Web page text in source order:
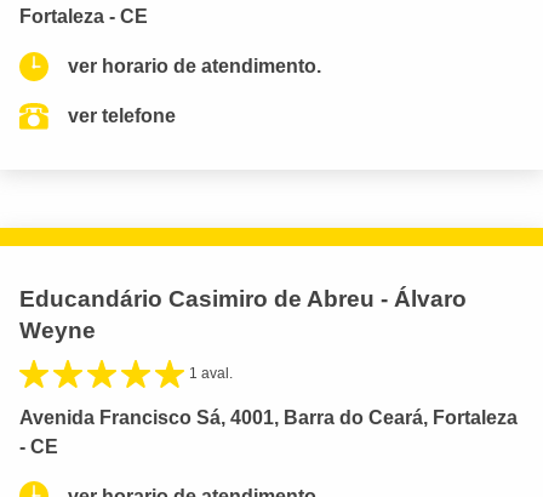
Fortaleza - CE
ver horario de atendimento.
ver telefone
Educandário Casimiro de Abreu - Álvaro
Weyne
1 aval.
Avenida Francisco Sá, 4001, Barra do Ceará, Fortaleza
- CE